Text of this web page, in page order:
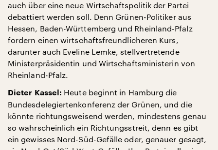
auch über eine neue Wirtschaftspolitik der Partei
debattiert werden soll. Denn Grünen-Politiker aus
Hessen, Baden-Württemberg und Rheinland-Pfalz
fordern einen wirtschaftsfreundlicheren Kurs,
darunter auch Eveline Lemke, stellvertretende
Ministerpräsidentin und Wirtschaftsministerin von
Rheinland-Pfalz.
Dieter Kassel: Heute beginnt in Hamburg die
Bundesdelegiertenkonferenz der Grünen, und die
könnte richtungsweisend werden, mindestens genau
so wahrscheinlich ein Richtungsstreit, denn es gibt
ein gewisses Nord-Süd-Gefälle oder, genauer gesagt,